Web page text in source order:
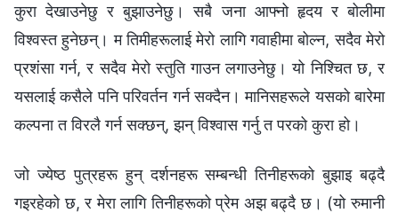
कुरा देखाउनेछु र बुझाउनेछु। सबै जना आफ्नो हृदय र बोलीमा
विश्‍वस्त हुनेछन्। म तिमीहरूलाई मेरो लागि गवाहीमा बोल्न, सदैव मेरो
प्रशंसा गर्न, र सदैव मेरो स्तुति गाउन लगाउनेछु। यो निश्‍चित छ, र
यसलाई कसैले पनि परिवर्तन गर्न सक्दैन। मानिसहरूले यसको बारेमा
कल्पना त विरलै गर्न सक्छन्, झन् विश्‍वास गर्नु त परको कुरा हो।
जो ज्येष्ठ पुत्रहरू हुन् दर्शनहरू सम्‍बन्धी तिनीहरूको बुझाइ बढ्दै
गइरहेको छ, र मेरा लागि तिनीहरूको प्रेम अझ बढ्दै छ। (यो रुमानी